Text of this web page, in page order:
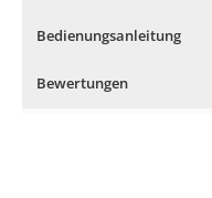
Bedienungsanleitung
Bewertungen